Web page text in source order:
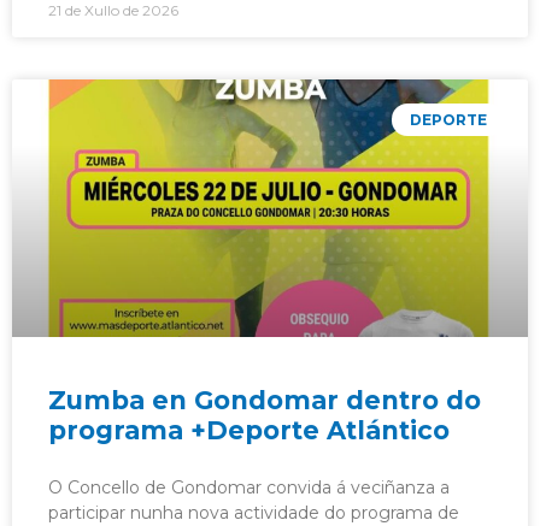
21 de Xullo de 2026
DEPORTE
Zumba en Gondomar dentro do
programa +Deporte Atlántico
O Concello de Gondomar convida á veciñanza a
participar nunha nova actividade do programa de